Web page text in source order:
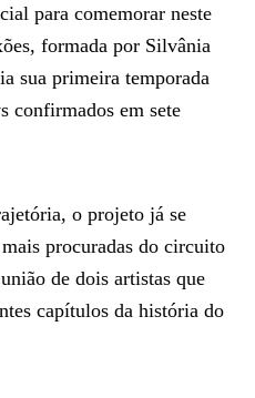
para comemorar neste
formada por Silvânia
sua primeira temporada
confirmados em sete
o projeto já se
procuradas do circuito
de dois artistas que
capítulos da história do